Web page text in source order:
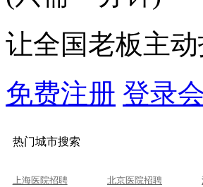
让全国老板主
免费注册 登录
热门城市搜索
上海医院招聘 北京医院招聘